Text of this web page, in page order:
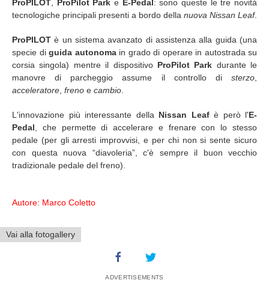
ProPILOT ProPilot Park e E-Pedal: sono queste le tre novità
tecnologiche principali presenti a bordo della nuova Nissan Leaf.
ProPILOT è un sistema avanzato di assistenza alla guida (una
specie di guida autonomain grado di operare in autostrada su
corsia singola) mentre il dispositivo ProPilot Park durante le
manovre di parcheggio assume il controllo di sterzo
acceleratore freno e cambio
L'innovazione più interessante della Nissan Leafè però l'E-
Pedal , che permette di accelerare e frenare con lo stesso
pedale (per gli arresti improvvisi, e per chi non si sente sicuro
con questa nuova “diavoleria”, c'è sempre il buon vecchio
tradizionale pedale del freno).
Autore: Marco Coletto
Vai alla fotogallery